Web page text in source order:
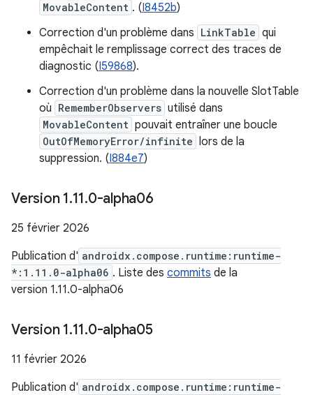
MovableContent . (I8452b)
Correction d'un problème dans LinkTable qui
empêchait le remplissage correct des traces de
diagnostic (I59868).
Correction d'un problème dans la nouvelle SlotTable
où RememberObservers utilisé dans
MovableContent pouvait entraîner une boucle
OutOfMemoryError/infinite lors de la
suppression. (I884e7)
Version 1.11.0-alpha06
25 février 2026
Publication d' androidx.compose.runtime:runtime-
*:1.11.0-alpha06 . Liste des commits de la
version 1.11.0-alpha06
Version 1.11.0-alpha05
11 février 2026
Publication d' androidx.compose.runtime:runtime-